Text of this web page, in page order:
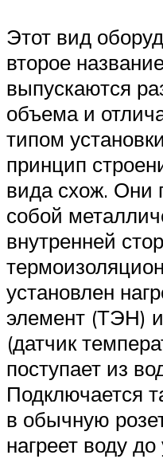
Этот вид
второе
выпускаются
объема и
типом
принцип
вида схож. Они
собой
внутренней
установлен
элемент (ТЭН)
(датчик
поступает из
Подключается
в обычную
нагреет воду